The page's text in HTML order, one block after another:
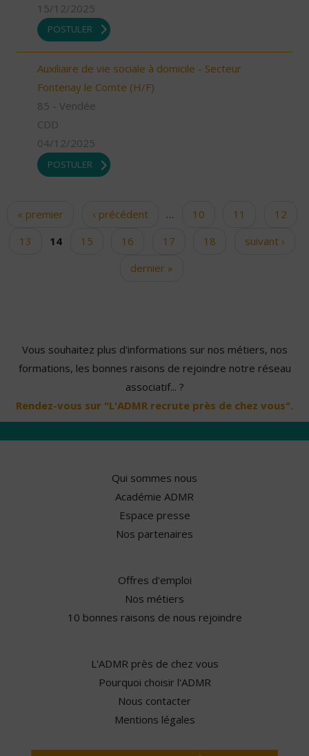
15/12/2025
POSTULER
Auxiliaire de vie sociale à domicile - Secteur
Fontenay le Comte (H/F)
85 - Vendée
CDD
04/12/2025
POSTULER
Pages
« premier ‹ précédent … 10 11
12
13
14 15 16 17 18
suivant ›
dernier »
Vous souhaitez plus d'informations sur nos métiers, nos
formations, les bonnes raisons de rejoindre notre réseau
associatif... ?
Rendez-vous sur "L'ADMR recrute près de chez vous".
Qui sommes nous
Académie ADMR
Espace presse
Nos partenaires
Offres d'emploi
Nos métiers
10 bonnes raisons de nous rejoindre
L'ADMR près de chez vous
Pourquoi choisir l'ADMR
Nous contacter
Mentions légales